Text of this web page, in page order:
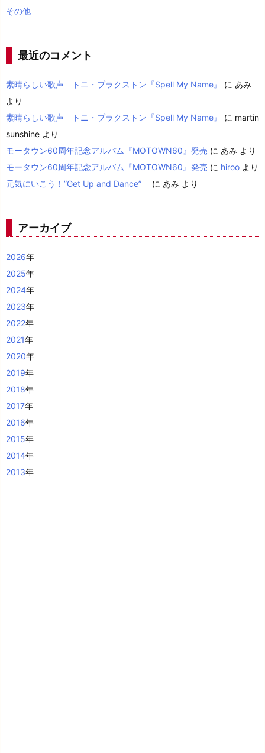
その他
最近のコメント
素晴らしい歌声 トニ・ブラクストン『Spell My Name』 に あみ
より
素晴らしい歌声 トニ・ブラクストン『Spell My Name』
に martin
sunshine より
モータウン60周年記念アルバム『MOTOWN60』発売 に あみ より
モータウン60周年記念アルバム『MOTOWN60』発売 に hiroo より
元気にいこう！”Get Up and Dance”
に あみ より
アーカイブ
2026年
2025年
2024年
2023年
2022年
2021年
2020年
2019年
2018年
2017年
2016年
2015年
2014年
2013年